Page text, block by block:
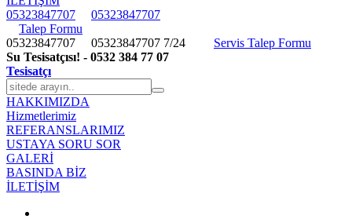
05323847707
05323847707
Talep Formu
05323847707 05323847707 7/24
Servis Talep Formu
Su Tesisatçısı! - 0532 384 77 07
Tesisatçı
HAKKIMIZDA
Hizmetlerimiz
REFERANSLARIMIZ
USTAYA SORU SOR
GALERİ
BASINDA BİZ
İLETİŞİM